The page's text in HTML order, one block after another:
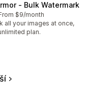
‑ Bulk Watermark
recenzí: 2
$9/month
all your images at once,
plan.